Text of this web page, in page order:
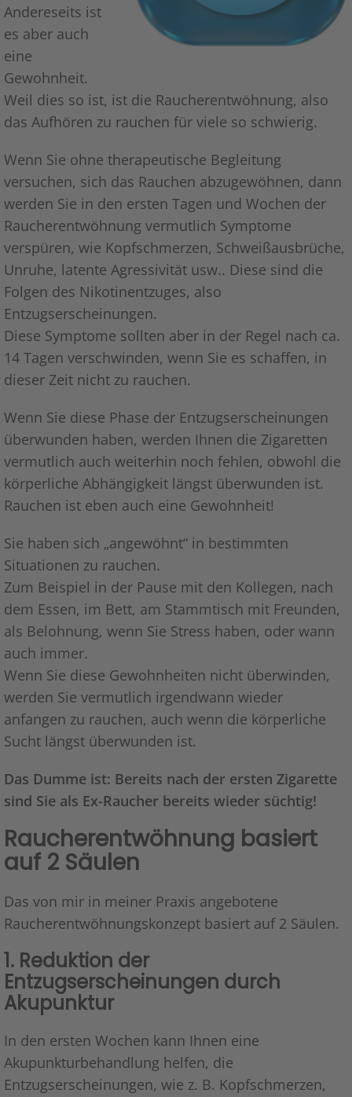
Andereseits ist
es aber auch
eine
Gewohnheit.
Weil dies so ist, ist die Raucherentwöhnung, also
das Aufhören zu rauchen für viele so schwierig.
Wenn Sie ohne therapeutische Begleitung
versuchen, sich das Rauchen abzugewöhnen, dann
werden Sie in den ersten Tagen und Wochen der
Raucherentwöhnung vermutlich Symptome
verspüren, wie Kopfschmerzen, Schweißausbrüche,
Unruhe, latente Agressivität usw.. Diese sind die
Folgen des Nikotinentzuges, also
Entzugserscheinungen.
Diese Symptome sollten aber in der Regel nach ca.
14 Tagen verschwinden, wenn Sie es schaffen, in
dieser Zeit nicht zu rauchen.
Wenn Sie diese Phase der Entzugserscheinungen
überwunden haben, werden Ihnen die Zigaretten
vermutlich auch weiterhin noch fehlen, obwohl die
körperliche Abhängigkeit längst überwunden ist.
Rauchen ist eben auch eine Gewohnheit!
Sie haben sich „angewöhnt“ in bestimmten
Situationen zu rauchen.
Zum Beispiel in der Pause mit den Kollegen, nach
dem Essen, im Bett, am Stammtisch mit Freunden,
als Belohnung, wenn Sie Stress haben, oder wann
auch immer.
Wenn Sie diese Gewohnheiten nicht überwinden,
werden Sie vermutlich irgendwann wieder
anfangen zu rauchen, auch wenn die körperliche
Sucht längst überwunden ist.
Das Dumme ist: Bereits nach der ersten Zigarette
sind Sie als Ex-Raucher bereits wieder süchtig!
Raucherentwöhnung basiert
auf 2 Säulen
Das von mir in meiner Praxis angebotene
Raucherentwöhnungskonzept basiert auf 2 Säulen.
1. Reduktion der
Entzugserscheinungen durch
Akupunktur
In den ersten Wochen kann Ihnen eine
Akupunkturbehandlung helfen, die
Entzugserscheinungen, wie z. B. Kopfschmerzen,